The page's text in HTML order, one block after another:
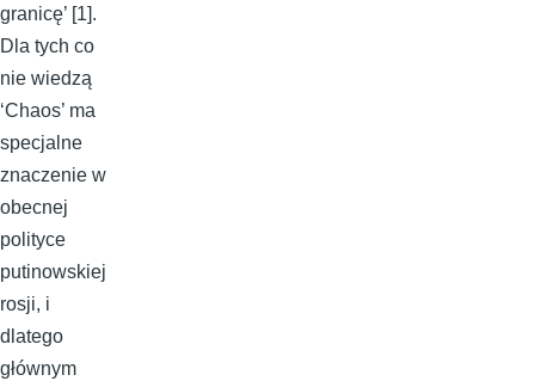
granicę’ [1].
Dla tych co
nie wiedzą
‘Chaos’ ma
specjalne
znaczenie w
obecnej
polityce
putinowskiej
rosji, i
dlatego
głównym